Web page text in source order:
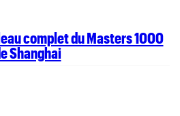
complet du Masters 1000
Shanghai